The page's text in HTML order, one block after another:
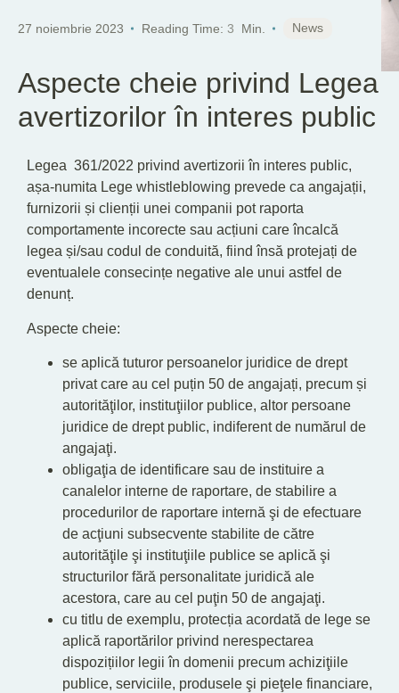
27 noiembrie 2023 Reading Time: 3 Min. News
Aspecte cheie privind Legea
avertizorilor în interes public
Legea 361/2022 privind avertizorii în interes public,
așa-numita Lege whistleblowing prevede ca angajații,
furnizorii și clienții unei companii pot raporta
comportamente incorecte sau acțiuni care încalcă
legea și/sau codul de conduită, fiind însă protejați de
eventualele consecințe negative ale unui astfel de
denunț.
Aspecte cheie:
se aplică tuturor persoanelor juridice de drept
privat care au cel puțin 50 de angajați, precum și
autorităţilor, instituţiilor publice, altor persoane
juridice de drept public, indiferent de numărul de
angajaţi.
obligaţia de identificare sau de instituire a
canalelor interne de raportare, de stabilire a
procedurilor de raportare internă şi de efectuare
de acţiuni subsecvente stabilite de către
autorităţile şi instituţiile publice se aplică şi
structurilor fără personalitate juridică ale
acestora, care au cel puţin 50 de angajaţi.
cu titlu de exemplu, protecția acordată de lege se
aplică raportărilor privind nerespectarea
dispozițiilor legii în domenii precum achiziţiile
publice, serviciile, produsele şi pieţele financiare,